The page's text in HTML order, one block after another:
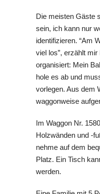
Die meisten Gäste
sein, ich kann nur
identifizieren. “Am
viel los”, erzählt
organisiert: Mein
hole es ab und
vorlegen. Aus dem
waggonweise
Im Waggon Nr.
Holzwänden und -
nehme auf dem
Platz. Ein Tisch
werden.